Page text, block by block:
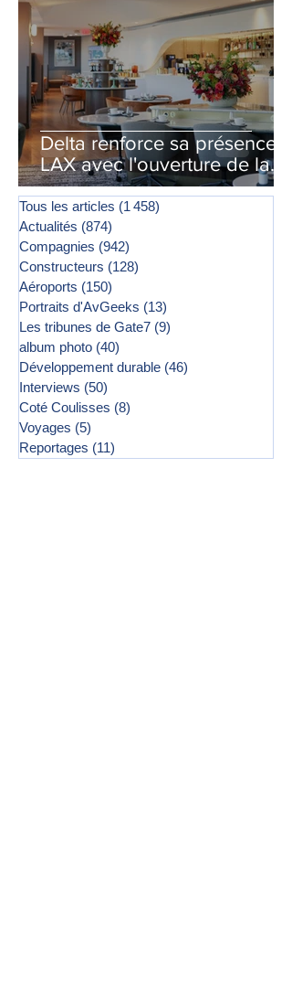
Delta renforce sa présence à
LAX avec l'ouverture de la
première phase d'un second
salon Delta One
Tous les articles (1 458)
Actualités (874)
Compagnies (942)
Constructeurs (128)
Aéroports (150)
Portraits d'AvGeeks (13)
Les tribunes de Gate7 (9)
album photo (40)
Développement durable (46)
Interviews (50)
Coté Coulisses (8)
Voyages (5)
Reportages (11)